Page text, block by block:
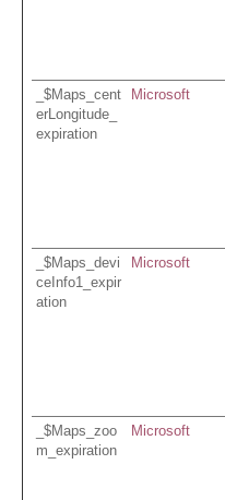
_$Maps_cent
erLongitude_
expiration
Microsoft
_$Maps_devi
ceInfo1_expir
ation
Microsoft
_$Maps_zoo
m_expiration
Microsoft